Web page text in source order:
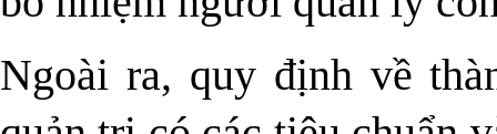
Ngoài ra, quy định về